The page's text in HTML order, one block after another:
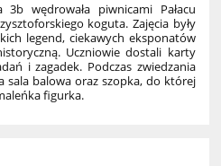
wędrowała piwnicami Pałacu
koguta. Zajęcia były
legend, ciekawych eksponatów
Uczniowie dostali karty
i zagadek. Podczas zwiedzania
sala balowa oraz szopka, do której
figurka.